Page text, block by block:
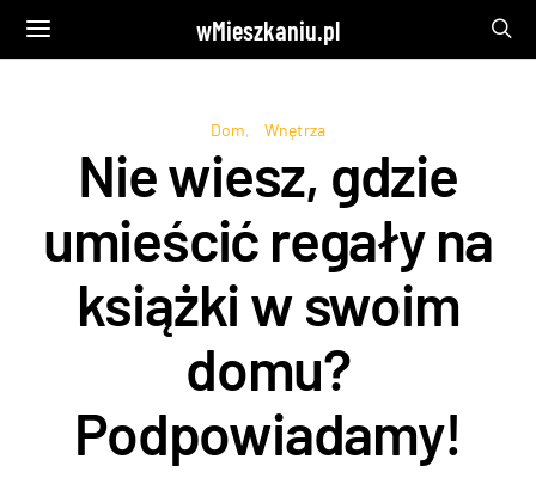
wMieszkaniu.pl
Dom Wnętrza
Nie wiesz, gdzie
umieścić regały na
książki w swoim
domu?
Podpowiadamy!